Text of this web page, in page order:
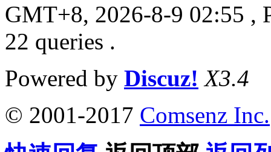
GMT+8, 2026-8-9 02:55 ,
22 queries .
Powered by Discuz! X3.4
© 2001-2017 Comsenz Inc.